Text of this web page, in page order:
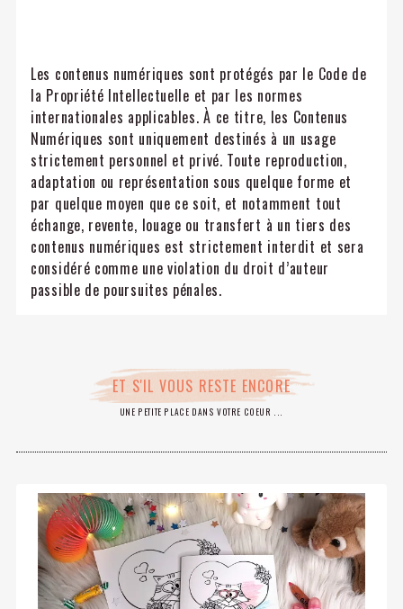
Les contenus numériques sont protégés par le Code de
la Propriété Intellectuelle et par les normes
internationales applicables. À ce titre, les Contenus
Numériques sont uniquement destinés à un usage
strictement personnel et privé. Toute reproduction,
adaptation ou représentation sous quelque forme et
par quelque moyen que ce soit, et notamment tout
échange, revente, louage ou transfert à un tiers des
contenus numériques est strictement interdit et sera
considéré comme une violation du droit d’auteur
passible de poursuites pénales.
ET S'IL VOUS RESTE ENCORE
UNE PETITE PLACE DANS VOTRE COEUR ...